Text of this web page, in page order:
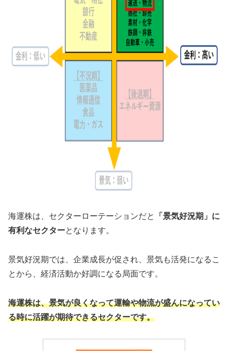
海運株は、セクターローテーションだと
「景気好況期」に
有利なセクターとなります。
景気好況期では、企業成長が促され、景気も活発になるこ
とから、経済活動か好調になる局面です。
海運株は、景気が良くなって運輸や物流が盛んになってい
る時に活躍が期待できるセクターです。